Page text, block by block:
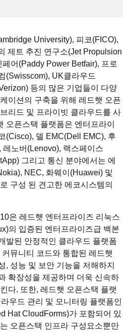
University), 피코(FICO),
제트 추진 연구소(Jet Propulsion
어(Paddy Power Betfair), 프로
(Swisscom), UK클라우드
등의 많은 기업들이 다양
이션의 구축을 위해 레드햇 오픈
리드 및 프라이빗 클라우드를 사
오픈스택 플랫폼은 엔터프라이
(Cisco), 델 EMC(Dell EMC), 후
레노버(Lenovo), 랙스페이스
그리고 통신 분야에서는 에
NEC, 화웨이(Huawei) 및
구성 된 견고한 에코시스템의
은 레드햇 엔터프라이즈 리눅스
의 입증된 엔터프라이즈급 백본
발된 안정적인 클라우드 플랫폼
뮤니티 코드와 통합된 레드햇
, 성능 및 보안 기능을 저해하지
확장성을 제공하며 더욱 신속하
다. 또한, 레드햇 오픈스택 플랫
우드 관리 및 모니터링 플랫폼인
Hat CloudForms)가 포함되어 있
오픈스택 인프라 구성요소뿐만